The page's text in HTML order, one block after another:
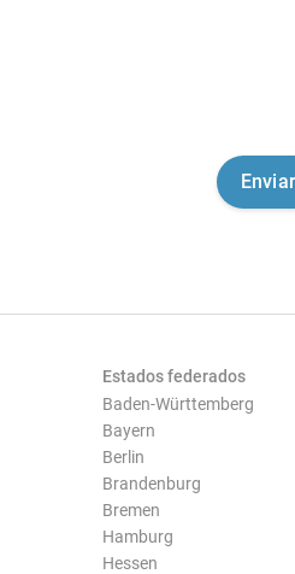
Estados federados
Baden-Württemberg
Bayern
Berlin
Brandenburg
Bremen
Hamburg
Hessen